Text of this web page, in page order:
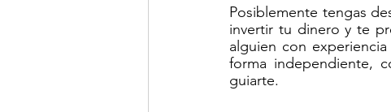
Posiblemente tengas
invertir tu dinero y te
alguien con
forma independiente,
guiarte.